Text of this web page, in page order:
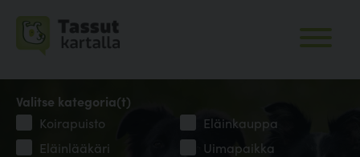
Valitse kategoria(t)
Koirapuisto
Eläinkauppa
Eläinlääkäri
Uimapaikka